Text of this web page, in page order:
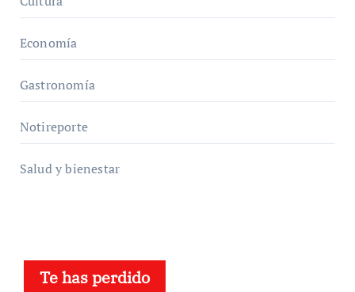
Economía
Gastronomía
Notireporte
Salud y bienestar
Te has perdido